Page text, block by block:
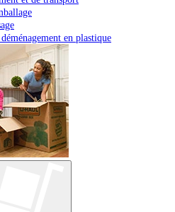
en plastique